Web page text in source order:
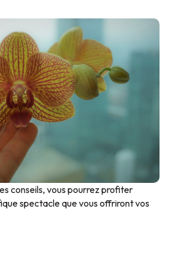
conseils, vous pourrez profiter
spectacle que vous offriront vos